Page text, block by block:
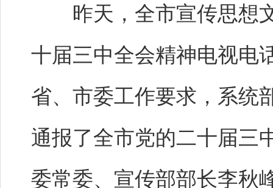
昨天，全市宣传思想文
十届三中全会精神电视电
省、市委工作要求，系统
通报了全市党的二十届三
委常委、宣传部部长李秋